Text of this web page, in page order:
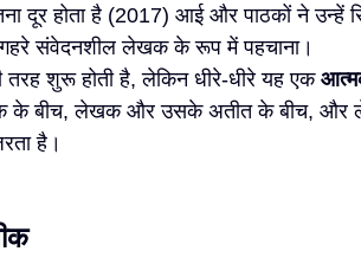
दूर होता है (2017) आई और पाठकों ने उन्हें
गहरे संवेदनशील लेखक के रूप में पहचाना।
तरह शुरू होती है, लेकिन धीरे-धीरे यह एक
के बीच, लेखक और उसके अतीत के बीच, और
है।